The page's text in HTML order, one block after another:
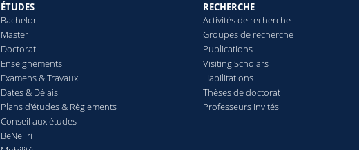
ÉTUDES
Bachelor
Master
Doctorat
Enseignements
Examens & Travaux
Dates & Délais
Plans d'études & Règlements
Conseil aux études
BeNeFri
RECHERCHE
Activités de recherche
Groupes de recherche
Publications
Visiting Scholars
Habilitations
Thèses de doctorat
Professeurs invités